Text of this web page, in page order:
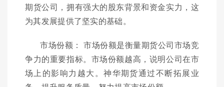
期货公司，拥有强大的股东背景和资金实力，这
为其发展提供了坚实的基础。
市场份额： 市场份额是衡量期货公司市场竞
争力的重要指标。市场份额越高，说明公司在市
场上的影响力越大。神华期货通过不断拓展业